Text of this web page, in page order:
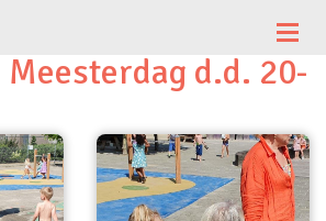
d.d. 20-